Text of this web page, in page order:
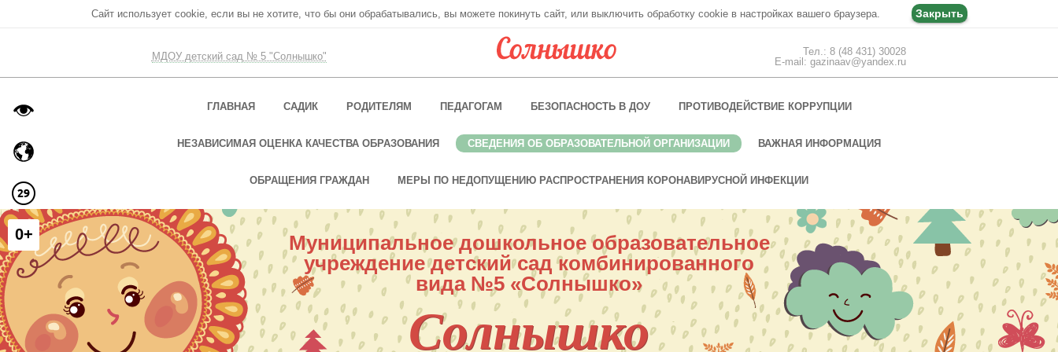
Сайт использует cookie, если вы не хотите, что бы они обрабатывались, вы можете покинуть сайт, или выключить обработку cookie в настройках вашего браузера. Закрыть
МДОУ детский сад № 5 "Солнышко"
Тел.: 8 (48 431) 30028
E-mail: gazinaav@yandex.ru
ГЛАВНАЯ САДИК РОДИТЕЛЯМ ПЕДАГОГАМ БЕЗОПАСНОСТЬ В ДОУ ПРОТИВОДЕЙСТВИЕ КОРРУПЦИИ
НЕЗАВИСИМАЯ ОЦЕНКА КАЧЕСТВА ОБРАЗОВАНИЯ СВЕДЕНИЯ ОБ ОБРАЗОВАТЕЛЬНОЙ ОРГАНИЗАЦИИ ВАЖНАЯ ИНФОРМАЦИЯ
ОБРАЩЕНИЯ ГРАЖДАН МЕРЫ ПО НЕДОПУЩЕНИЮ РАСПРОСТРАНЕНИЯ КОРОНАВИРУСНОЙ ИНФЕКЦИИ
Муниципальное дошкольное образовательное
учреждение детский сад комбинированного
вида №5 «Солнышко»
Солнышко
0+